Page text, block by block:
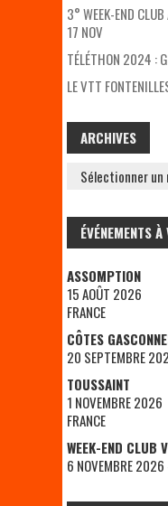
3° WEEK-END
17 NOV
TÉLÉTHON 2024 :
LE VTT
ARCHIVES
ARCHIVES
ÉVÉNEMENTS À
ASSOMPTION
15 AOÛT 2026
FRANCE
CÔTES
20 SEPTEMBRE
TOUSSAINT
1 NOVEMBRE 2026
FRANCE
WEEK-END CLUB
6 NOVEMBRE